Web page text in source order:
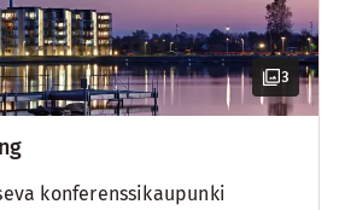
3
konferenssikaupunki